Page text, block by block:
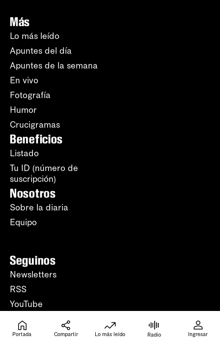
Más
Lo más leído
Apuntes del día
Apuntes de la semana
En vivo
Fotografía
Humor
Crucigramas
Beneficios
Listado
Tu ID (número de
suscripción)
Nosotros
Sobre la diaria
Equipo
Seguinos
Newsletters
RSS
YouTube
WhatsApp
Instagram
Portada Compartir Lo más leído Radio Ingresar